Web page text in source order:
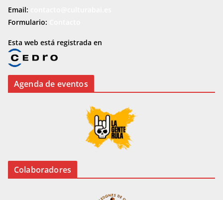
Email:
Formulario:
Esta web está registrada en
Agenda de eventos
Colaboradores